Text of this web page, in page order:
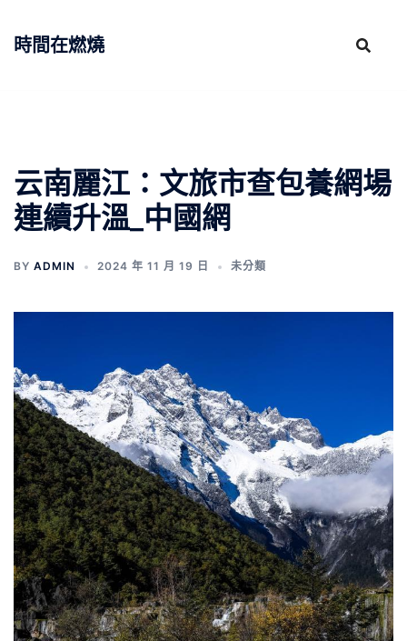
時間在燃燒
云南麗江：文旅市查包養網場
連續升溫_中國網
BY ADMIN 2024 年 11 月 19 日 未分類